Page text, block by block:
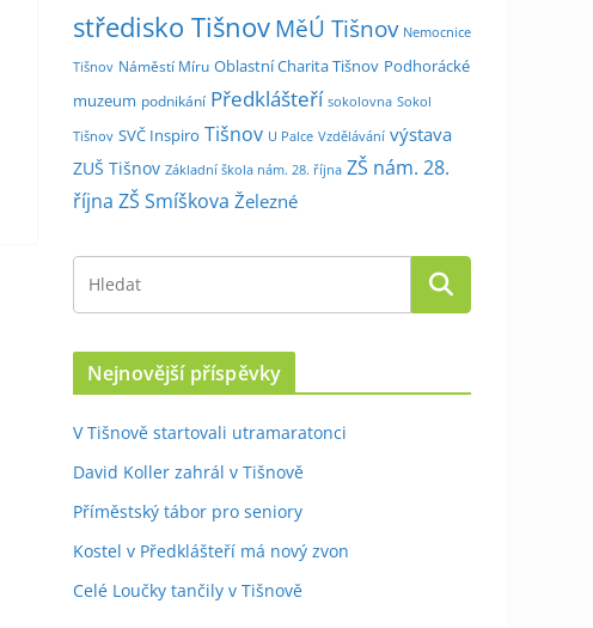
středisko Tišnov MěÚ Tišnov Nemocnice
Tišnov Náměstí Míru Oblastní Charita Tišnov Podhorácké
muzeum podnikání Předklášteří sokolovna Sokol
Tišnov SVČ Inspiro Tišnov U Palce Vzdělávání výstava
ZUŠ Tišnov Základní škola nám. 28. října ZŠ nám. 28.
října ZŠ Smíškova Železné
Nejnovější příspěvky
V Tišnově startovali utramaratonci
David Koller zahrál v Tišnově
Příměstský tábor pro seniory
Kostel v Předklášteří má nový zvon
Celé Loučky tančily v Tišnově